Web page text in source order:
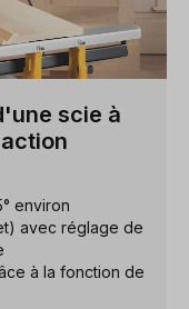
scie à
environ
avec réglage de
à la fonction de